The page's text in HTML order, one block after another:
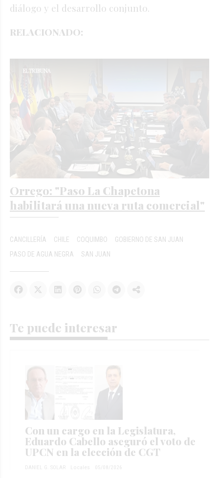
diálogo y el desarrollo conjunto.
RELACIONADO:
Orrego: "Paso La Chapetona
habilitará una nueva ruta comercial"
CANCILLERÍA CHILE COQUIMBO
GOBIERNO DE SAN JUAN
PASO DE AGUA NEGRA
SAN JUAN
Te puede interesar
Con un cargo en la Legislatura,
Eduardo Cabello aseguró el voto de
UPCN en la elección de CGT
DANIEL G. SOLAR Locales 05/08/2026